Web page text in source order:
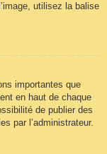
utilisez la balise
importantes que
en haut de chaque
de publier des
par l’administrateur.